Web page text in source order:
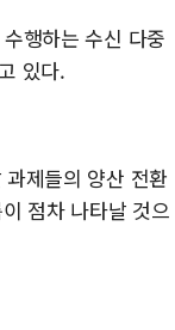
행하는 수신 다중
있다.
제들의 양산 전환
점차 나타날 것으